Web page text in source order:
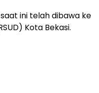
ini telah dibawa ke
Kota Bekasi.